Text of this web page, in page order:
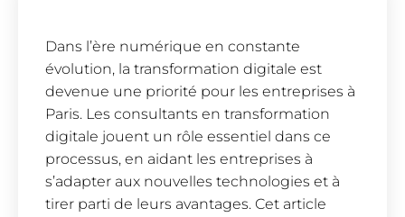
Dans l’ère numérique en constante
évolution, la transformation digitale est
devenue une priorité pour les entreprises à
Paris. Les consultants en transformation
digitale jouent un rôle essentiel dans ce
processus, en aidant les entreprises à
s’adapter aux nouvelles technologies et à
tirer parti de leurs avantages. Cet article